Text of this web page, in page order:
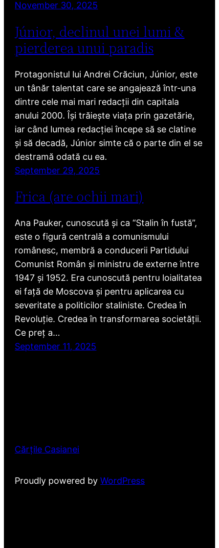
November 30, 2025
Júnior, declinul unei lumi &
pierderea unui paradis
Protagonistul lui Andrei Crăciun, Júnior, este
un tânăr talentat care se angajează într-una
dintre cele mai mari redacții din capitala
anului 2000. Își trăiește viața prin gazetărie,
iar când lumea redacției începe să se clatine
și să decadă, Júnior simte că o parte din el se
destramă odată cu ea.
September 29, 2025
Frica (are ochii mari)
Ana Pauker, cunoscută și ca “Stalin în fustă”,
este o figură centrală a comunismului
românesc, membră a conducerii Partidului
Comunist Român și ministru de externe între
1947 și 1952. Era cunoscută pentru loialitatea
ei față de Moscova și pentru aplicarea cu
severitate a politicilor staliniste. Credea în
Revoluție. Credea în transformarea societății.
Ce preț a…
September 11, 2025
Cărțile Casianei
Proudly powered byWordPress